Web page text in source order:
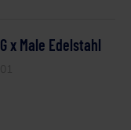
x Male Edelstahl